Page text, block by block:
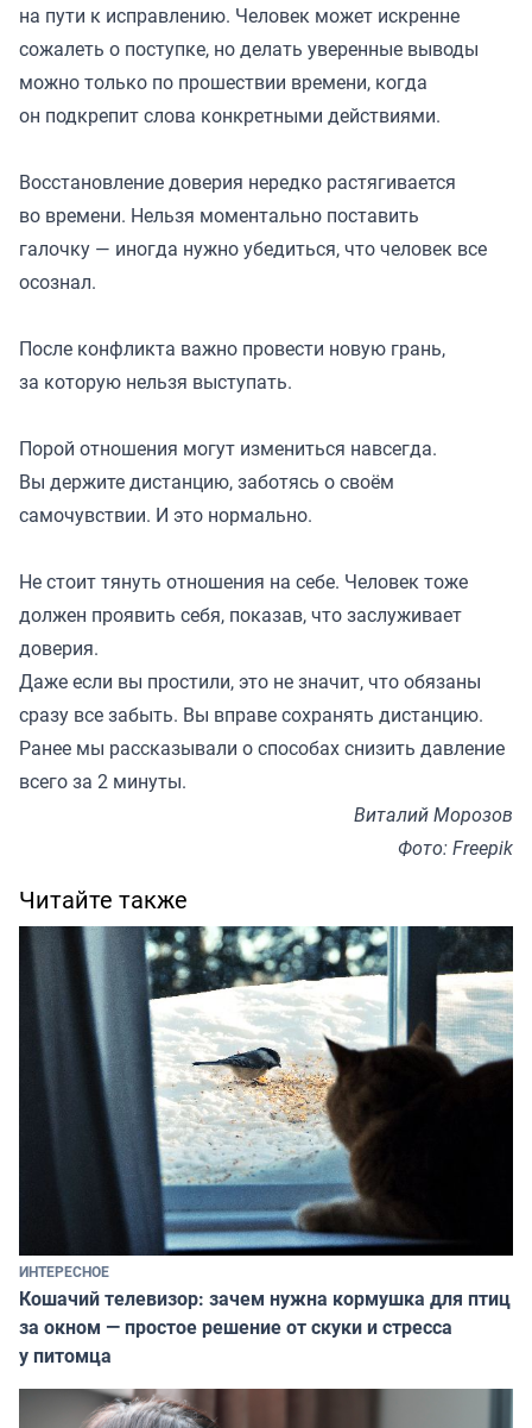
на пути к исправлению. Человек может искренне
сожалеть о поступке, но делать уверенные выводы
можно только по прошествии времени, когда
он подкрепит слова конкретными действиями.
Восстановление доверия нередко растягивается
во времени. Нельзя моментально поставить
галочку — иногда нужно убедиться, что человек все
осознал.
После конфликта важно провести новую грань,
за которую нельзя выступать.
Порой отношения могут измениться навсегда.
Вы держите дистанцию, заботясь о своём
самочувствии. И это нормально.
Не стоит тянуть отношения на себе. Человек тоже
должен проявить себя, показав, что заслуживает
доверия.
Даже если вы простили, это не значит, что обязаны
сразу все забыть. Вы вправе сохранять дистанцию.
Ранее мы рассказывали о способах снизить давление
всего за 2 минуты.
Виталий Морозов
Фото: Freepik
Читайте также
ИНТЕРЕСНОЕ
Кошачий телевизор: зачем нужна кормушка для птиц
за окном — простое решение от скуки и стресса
у питомца